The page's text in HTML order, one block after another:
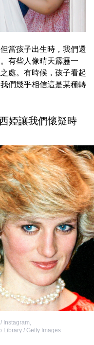
當孩子出生時，我們還
有些人像晴天霹靂一
處。有時候，孩子看起
們幾乎相信這是某種轉
婭讓我們懷疑時
Instagram,
Library / Getty Images